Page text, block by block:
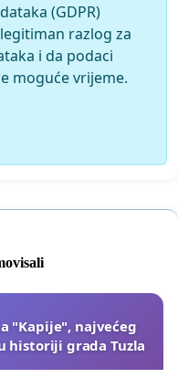
(GDPR)
razlog za
i da podaci
moguće vrijeme.
"Kapije", najvećeg
historiji grada Tuzla